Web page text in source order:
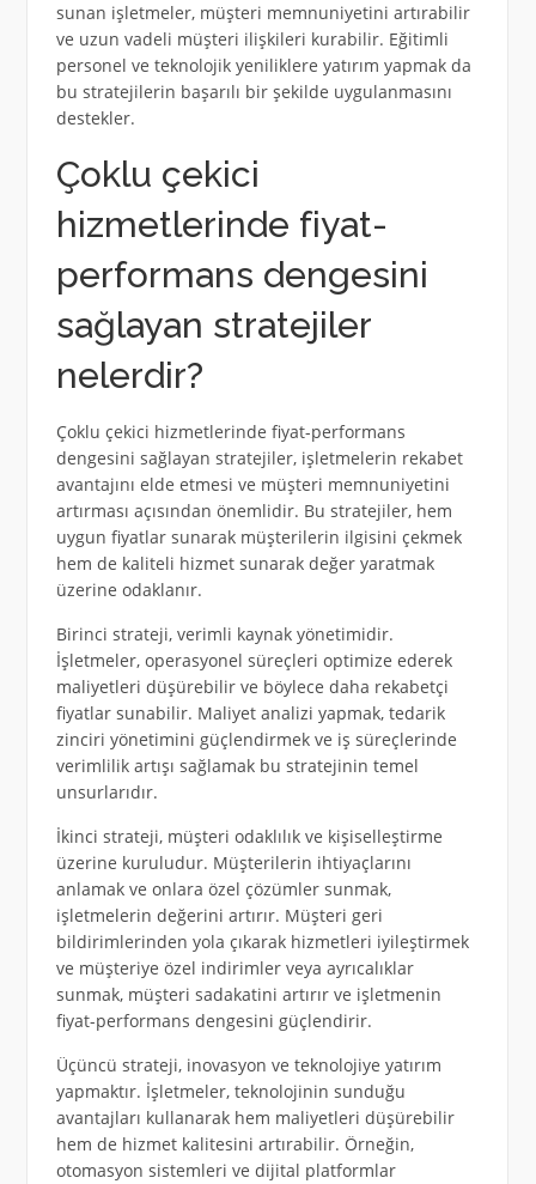
sunan işletmeler, müşteri memnuniyetini artırabilir
ve uzun vadeli müşteri ilişkileri kurabilir. Eğitimli
personel ve teknolojik yeniliklere yatırım yapmak da
bu stratejilerin başarılı bir şekilde uygulanmasını
destekler.
Çoklu çekici
hizmetlerinde fiyat-
performans dengesini
sağlayan stratejiler
nelerdir?
Çoklu çekici hizmetlerinde fiyat-performans
dengesini sağlayan stratejiler, işletmelerin rekabet
avantajını elde etmesi ve müşteri memnuniyetini
artırması açısından önemlidir. Bu stratejiler, hem
uygun fiyatlar sunarak müşterilerin ilgisini çekmek
hem de kaliteli hizmet sunarak değer yaratmak
üzerine odaklanır.
Birinci strateji, verimli kaynak yönetimidir.
İşletmeler, operasyonel süreçleri optimize ederek
maliyetleri düşürebilir ve böylece daha rekabetçi
fiyatlar sunabilir. Maliyet analizi yapmak, tedarik
zinciri yönetimini güçlendirmek ve iş süreçlerinde
verimlilik artışı sağlamak bu stratejinin temel
unsurlarıdır.
İkinci strateji, müşteri odaklılık ve kişiselleştirme
üzerine kuruludur. Müşterilerin ihtiyaçlarını
anlamak ve onlara özel çözümler sunmak,
işletmelerin değerini artırır. Müşteri geri
bildirimlerinden yola çıkarak hizmetleri iyileştirmek
ve müşteriye özel indirimler veya ayrıcalıklar
sunmak, müşteri sadakatini artırır ve işletmenin
fiyat-performans dengesini güçlendirir.
Üçüncü strateji, inovasyon ve teknolojiye yatırım
yapmaktır. İşletmeler, teknolojinin sunduğu
avantajları kullanarak hem maliyetleri düşürebilir
hem de hizmet kalitesini artırabilir. Örneğin,
otomasyon sistemleri ve dijital platformlar